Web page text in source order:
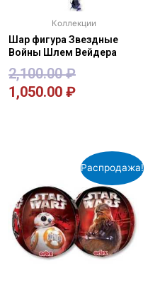
Коллекции
Шар фигура Звездные
Войны Шлем Вейдера
2,100.00₽
1,050.00 ₽
Распродажа!